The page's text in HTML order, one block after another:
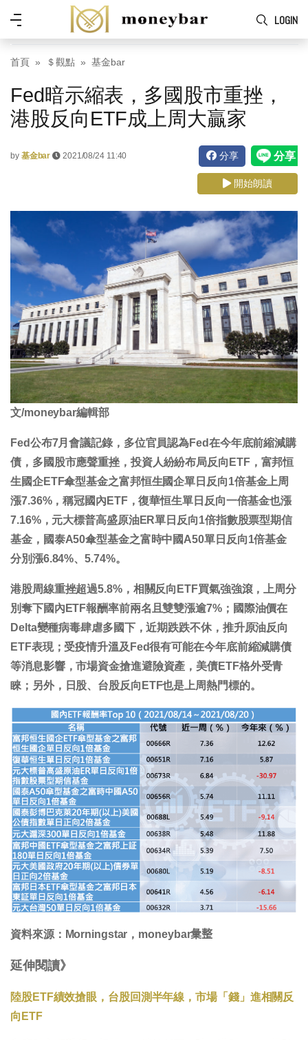
Skip to main content
LOGIN
功
能
表
首頁 ＄觀點 基金bar
Fed暗示縮表，多國股市重挫，
港股反向ETF成上周大贏家
by 基金bar 2021/08/24 11:40 分享
開始朗讀
文/moneybar編輯部
Fed公布7月會議記錄，多位官員認為Fed在今年底前縮減購
債，多國股市應聲重挫，投資人紛紛布局反向ETF，富邦恒
生國企ETF傘型基金之富邦恒生國企單日反向1倍基金上周
漲7.36%，稱冠國內ETF，復華恒生單日反向一倍基金也漲
7.16%，元大標普高盛原油ER單日反向1倍指數股票型期信
基金，國泰A50傘型基金之富時中國A50單日反向1倍基金
分別漲6.84%、5.74%。
港股周線重挫超過5.8%，相關反向ETF買氣強強滾，上周分
別奪下國內ETF報酬率前兩名且雙雙漲逾7%；國際油價在
Delta變種病毒肆虐多國下，近期跌跌不休，推升原油反向
ETF表現；受疫情升溫及Fed很有可能在今年底前縮減購債
等消息影響，市場資金搶進避險資產，美債ETF格外受青
睞；另外，日股、台股反向ETF也是上周熱門標的。
資料來源：Morningstar，moneybar𢑥整
延伸閱讀》
陸股ETF績效搶眼，台股回測半年線，市場「錢」進相關反
向ETF